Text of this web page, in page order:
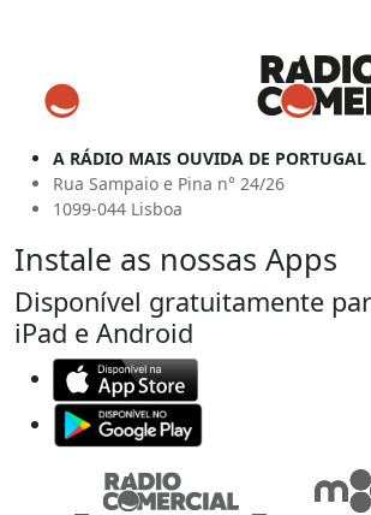
A RÁDIO MAIS OUVIDA DE PORTUGAL
Rua Sampaio e Pina n° 24/26
1099-044 Lisboa
Instale as nossas Apps
Disponível gratuitamente
iPad e Android